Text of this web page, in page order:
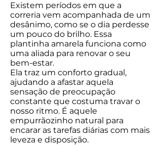
Existem períodos em que a
correria vem acompanhada de um
desânimo, como se o dia perdesse
um pouco do brilho. Essa
plantinha amarela funciona como
uma aliada para renovar o seu
bem-estar.
Ela traz um conforto gradual,
ajudando a afastar aquela
sensação de preocupação
constante que costuma travar o
nosso ritmo. É aquele
empurrãozinho natural para
encarar as tarefas diárias com mais
leveza e disposição.